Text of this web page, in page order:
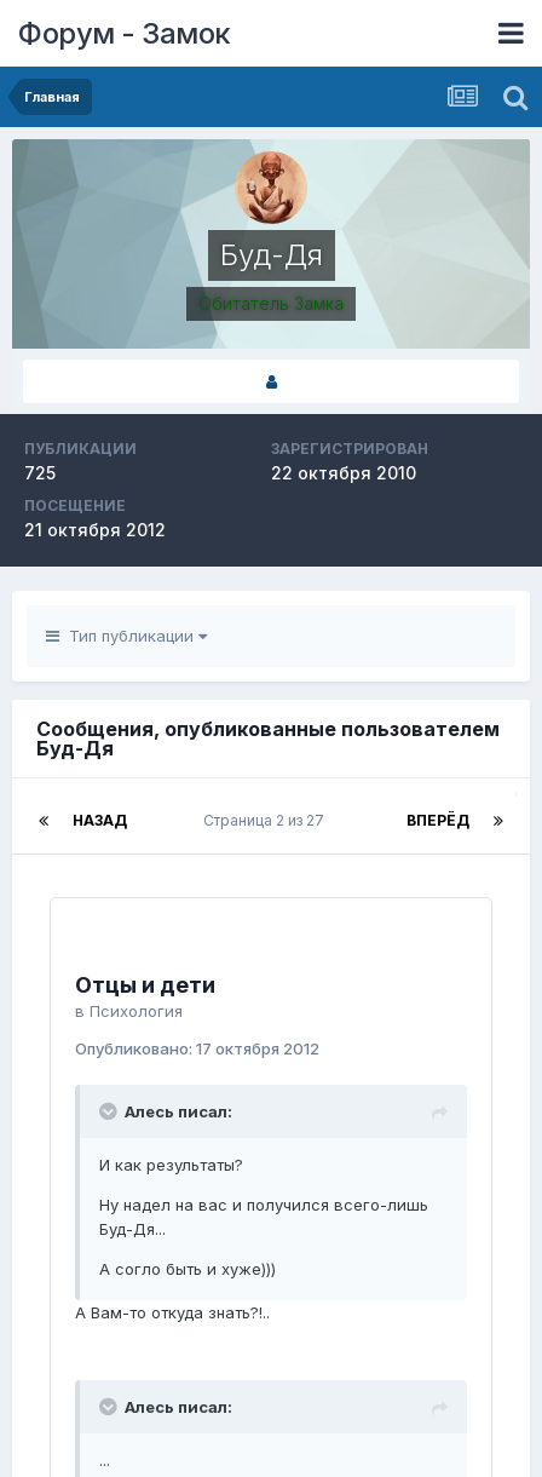
Форум - Замок
Главная
Буд-Дя
Обитатель Замка
ПУБЛИКАЦИИ
725
ЗАРЕГИСТРИРОВАН
22 октября 2010
ПОСЕЩЕНИЕ
21 октября 2012
Тип публикации
Сообщения, опубликованные пользователем
Буд-Дя
НАЗАД ВПЕРЁД
Страница 2 из 27
Отцы и дети
в Психология
Опубликовано: 17 октября 2012
Алесь писал:
И как результаты?
Ну надел на вас и получился всего-лишь
Буд-Дя...
А согло быть и хуже)))
А Вам-то откуда знать?!..
Алесь писал:
...